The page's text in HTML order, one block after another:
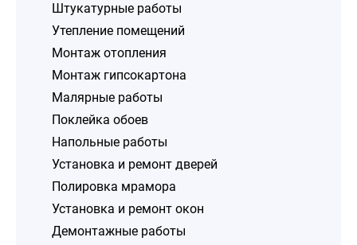
Штукатурные работы
Утепление помещений
Монтаж отопления
Монтаж гипсокартона
Малярные работы
Поклейка обоев
Напольные работы
Установка и ремонт дверей
Полировка мрамора
Установка и ремонт окон
Демонтажные работы